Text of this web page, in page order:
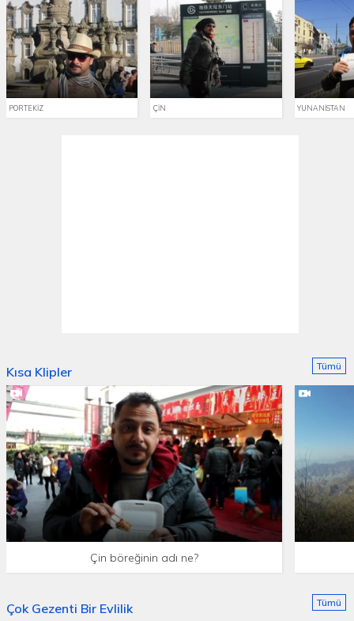
PORTEKİZ ÇİN YUNANİSTAN
Kısa Klipler
Çin böreğinin adı ne?
Tümü
Çok Gezenti Bir Evlilik Tümü